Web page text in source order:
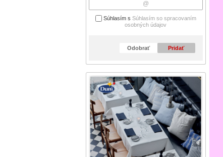
Súhlasím s Súhlasím so spracovaním
osobných údajov
Odobrať Pridať